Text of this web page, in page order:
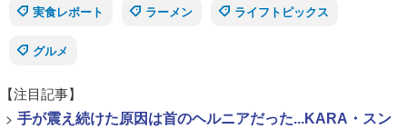
実食レポート
ラーメン ライフトピックス
グルメ
【注目記事】
> 手が震え続けた原因は首のヘルニアだった...KARA・スン